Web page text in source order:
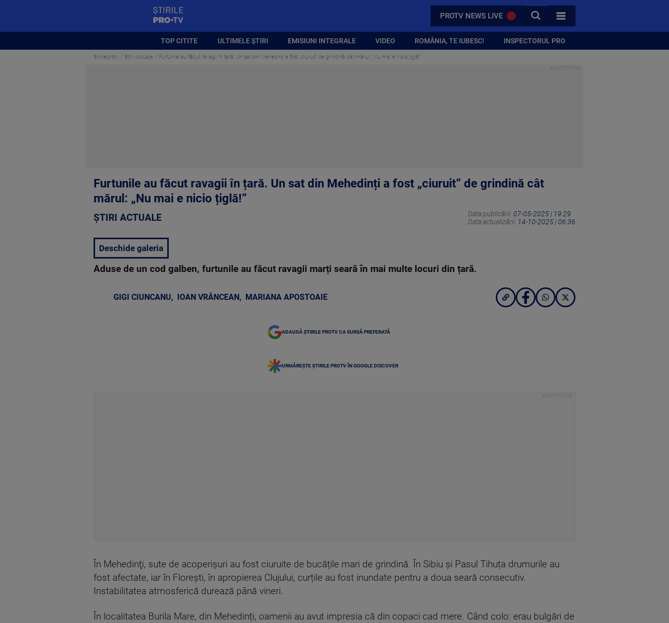
PROTV NEWS LIVE CAUTA
TOATE CATEGORIILE
TOP CITITE ULTIMELE ȘTIRI EMISIUNI INTEGRALE VIDEO ROMÂNIA, TE IUBESC! INSPECTORUL PRO
Stirileprotv Știri Actuale Furtunile au făcut ravagii în țară. Un sat din Mehedinți a fost „ciuruit” de grindină cât mărul: „Nu mai e nicio țiglă!”
Furtunile au făcut ravagii în țară. Un sat din Mehedinți a fost „ciuruit” de grindină cât
mărul: „Nu mai e nicio țiglă!”
ȘTIRI ACTUALE Data publicării: 07-05-2025 | 19:29
Data actualizării: 14-10-2025 | 06:36
Deschide galeria
Aduse de un cod galben, furtunile au făcut ravagii marți seară în mai multe locuri din țară.
GIGI CIUNCANU, IOAN VRÂNCEAN , MARIANA APOSTOAIE
ADAUGĂ ȘTIRILE PROTV CA SURSĂ PREFERATĂ
URMĂREȘTE ȘTIRILE PROTV ÎN GOOGLE DISCOVER
În Mehedinţi, sute de acoperișuri au fost ciuruite de bucățile mari de grindină. În Sibiu și Pasul Tihuța drumurile au
fost afectate, iar în Florești, în apropierea Clujului, curțile au fost inundate pentru a doua seară consecutiv.
Instabilitatea atmosferică durează până vineri.
În localitatea Burila Mare, din Mehedinți, oamenii au avut impresia că din copaci cad mere. Când colo: erau bulgări de